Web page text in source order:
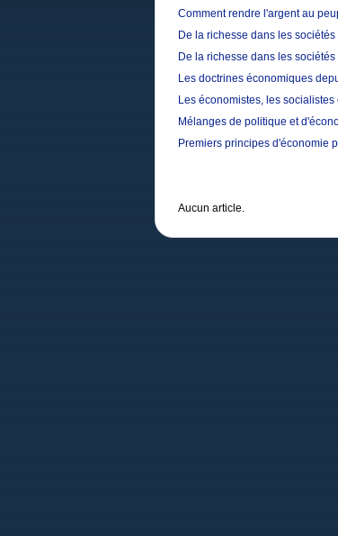
Comment rendre l'argent au
De la richesse dans les
De la richesse dans les
Les doctrines économiques
Les économistes, les
Mélanges de politique et
Premiers principes d'économie
Aucun article.